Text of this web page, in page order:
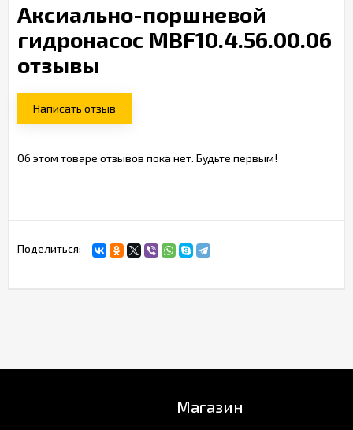
Аксиально-поршневой
гидронасос MBF10.4.56.00.06
отзывы
Написать отзыв
Об этом товаре отзывов пока нет. Будьте первым!
Поделиться:
Магазин